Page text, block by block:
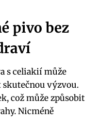
pivo bez
s celiakií může
výzvou.
což může způsobit
Nicméně